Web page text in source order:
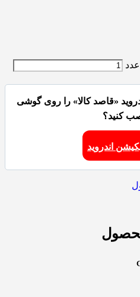
«قاصد کالا» را روی گوشی
کنید؟
اندروید